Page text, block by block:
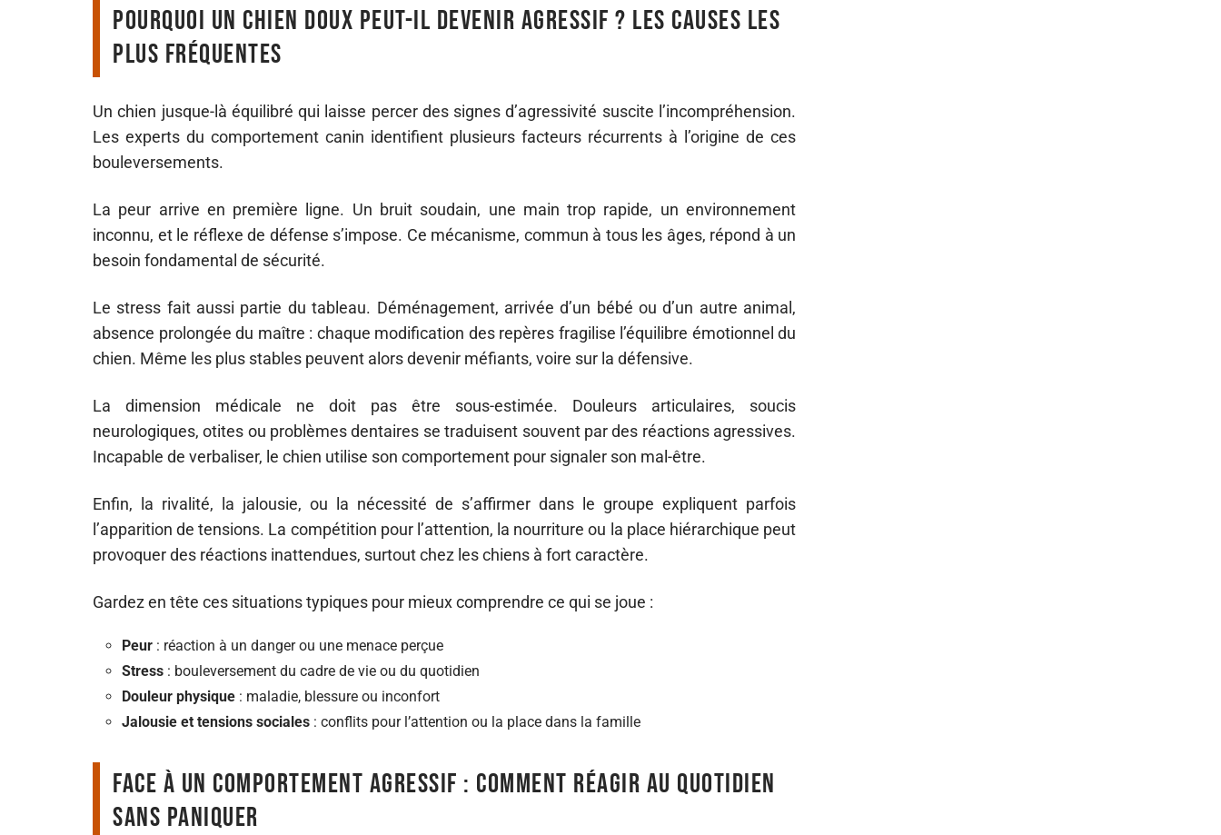
Pourquoi un chien doux peut-il devenir agressif ? Les causes les
plus fréquentes
Un chien jusque-là équilibré qui laisse percer des signes d’agressivité suscite l’incompréhension.
Les experts du comportement canin identifient plusieurs facteurs récurrents à l’origine de ces
bouleversements.
La peur arrive en première ligne. Un bruit soudain, une main trop rapide, un environnement
inconnu, et le réflexe de défense s’impose. Ce mécanisme, commun à tous les âges, répond à un
besoin fondamental de sécurité.
Le stress fait aussi partie du tableau. Déménagement, arrivée d’un bébé ou d’un autre animal,
absence prolongée du maître : chaque modification des repères fragilise l’équilibre émotionnel du
chien. Même les plus stables peuvent alors devenir méfiants, voire sur la défensive.
La dimension médicale ne doit pas être sous-estimée. Douleurs articulaires, soucis
neurologiques, otites ou problèmes dentaires se traduisent souvent par des réactions agressives.
Incapable de verbaliser, le chien utilise son comportement pour signaler son mal-être.
Enfin, la rivalité, la jalousie, ou la nécessité de s’affirmer dans le groupe expliquent parfois
l’apparition de tensions. La compétition pour l’attention, la nourriture ou la place hiérarchique peut
provoquer des réactions inattendues, surtout chez les chiens à fort caractère.
Gardez en tête ces situations typiques pour mieux comprendre ce qui se joue :
Peur : réaction à un danger ou une menace perçue
Stress : bouleversement du cadre de vie ou du quotidien
Douleur physique : maladie, blessure ou inconfort
Jalousie et tensions sociales : conflits pour l’attention ou la place dans la famille
Face à un comportement agressif : comment réagir au quotidien
sans paniquer